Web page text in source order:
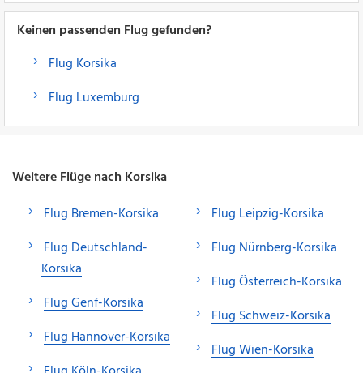
Keinen passenden Flug gefunden?
Flug Korsika
Flug Luxemburg
Weitere Flüge nach Korsika
Flug Bremen-Korsika
Flug Deutschland-
Korsika
Flug Genf-Korsika
Flug Hannover-Korsika
Flug Leipzig-Korsika
Flug Nürnberg-Korsika
Flug Österreich-Korsika
Flug Schweiz-Korsika
Flug Wien-Korsika